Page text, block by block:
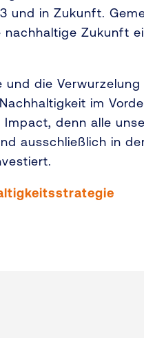
und in Zukunft.
Zukunft
und die
im
denn alle
ausschließlich in